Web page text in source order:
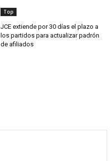
Top
JCE extiende por 30 días el plazo a
los partidos para actualizar padrón
de afiliados